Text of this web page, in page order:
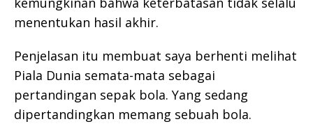
menentukan hasil akhir.
Penjelasan itu membuat saya berhenti melihat
Piala Dunia semata-mata sebagai
pertandingan sepak bola. Yang sedang
dipertandingkan memang sebuah bola.